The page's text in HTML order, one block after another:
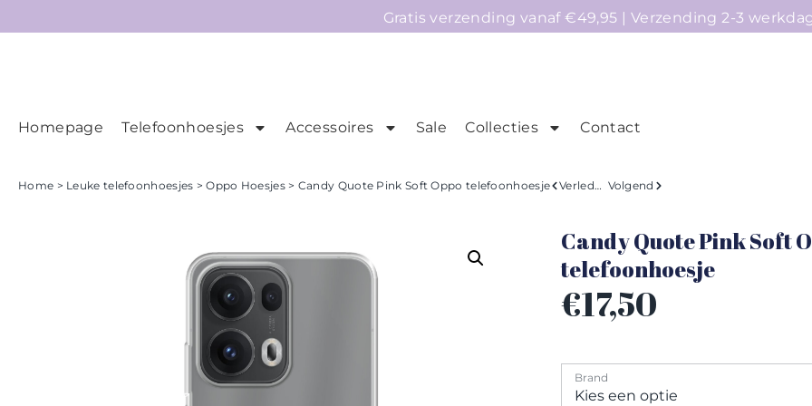
Gratis verzending vanaf €49,95 | Verzending 2-3
Homepage Telefoonhoesjes Accessoires Sale Collecties Contact
Home > Leuke telefoonhoesjes >Oppo Hoesjes> Candy Quote Pink Soft Oppo telefoonhoesje Verleden Volgend
Candy Quote Pink Soft
telefoonhoesje
€17,50
Brand